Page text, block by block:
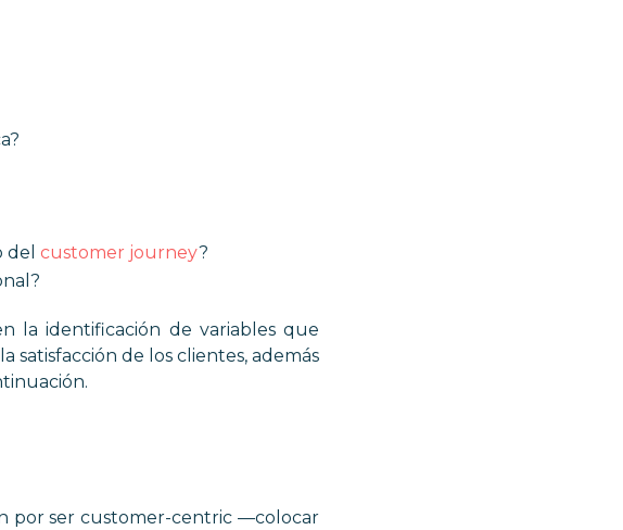
del customer journey?
la identificación de variables que
de los clientes, además
por ser customer-centric—colocar